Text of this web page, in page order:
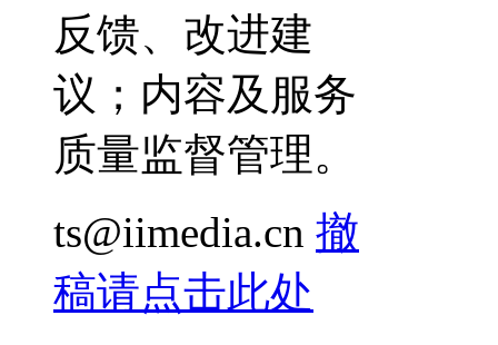
反馈、改进建
议；内容及服务
质量监督管理。
ts@iimedia.cn 撤
稿请点击此处